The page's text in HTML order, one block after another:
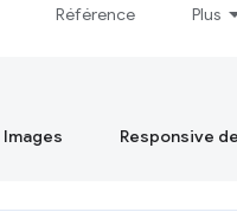
Référence Plus
Images Responsive